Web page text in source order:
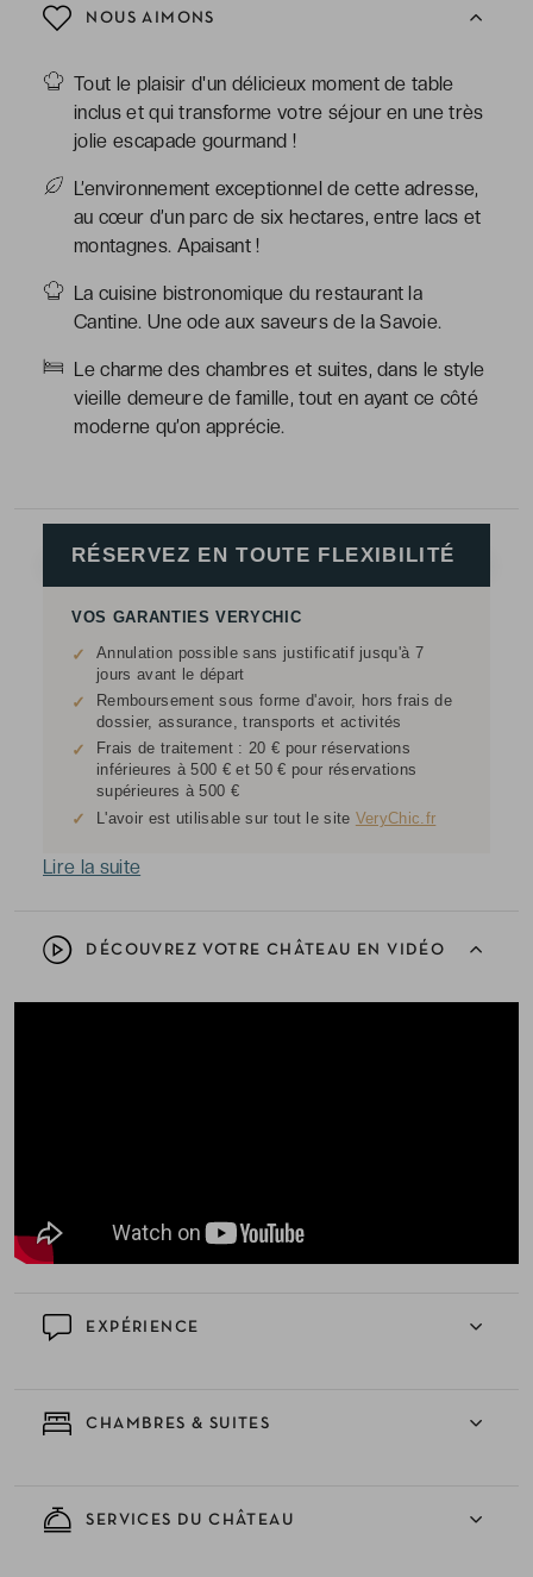
NOUS AIMONS
Tout le plaisir d'un délicieux moment de table
inclus et qui transforme votre séjour en une très
jolie escapade gourmand !
L’environnement exceptionnel de cette adresse,
au cœur d’un parc de six hectares, entre lacs et
montagnes. Apaisant !
La cuisine bistronomique du restaurant la
Cantine. Une ode aux saveurs de la Savoie.
Le charme des chambres et suites, dans le style
vieille demeure de famille, tout en ayant ce côté
moderne qu’on apprécie.
DÉCOUVREZ VOTRE CHÂTEAU EN VIDÉO
EXPÉRIENCE
CHAMBRES & SUITES
SERVICES DU CHÂTEAU
RÉSERVEZ EN TOUTE FLEXIBILITÉ
VOS GARANTIES VERYCHIC
✓
Annulation possible sans justificatif jusqu'à 7
jours avant le départ
✓
Remboursement sous forme d'avoir, hors frais de
dossier, assurance, transports et activités
✓
Frais de traitement : 20 € pour réservations
inférieures à 500 € et 50 € pour réservations
supérieures à 500 €
✓ L'avoir est utilisable sur tout le site VeryChic.fr
Lire la suite